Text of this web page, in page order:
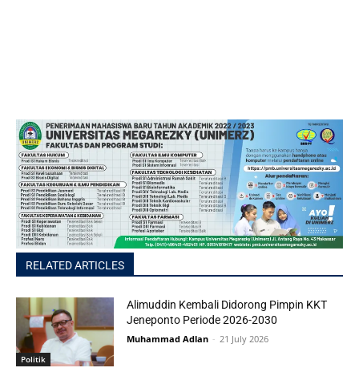
RELATED ARTICLES
Politik
Alimuddin Kembali Didorong Pimpin KKT
Jeneponto Periode 2026-2030
Muhammad Adlan - 21 July 2026